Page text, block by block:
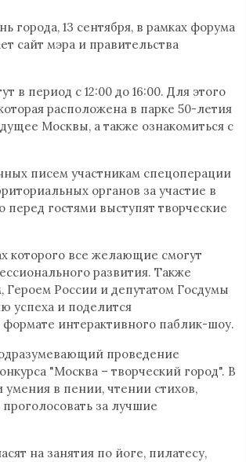
города, 13 сентября, в рамках форума
сайт мэра и правительства
в период с 12:00 до 16:00. Для этого
расположена в парке 50-летия
Москвы, а также ознакомиться с
писем участникам спецоперации
органов за участие в
перед гостями выступят творческие
которого все желающие смогут
развития. Также
России и депутатом Госдумы
успеха и поделится
интерактивного паблик-шоу.
проведение
"Москва – творческий город". В
умения в пении, чтении стихов,
за лучшие
на занятия по йоге, пилатесу,